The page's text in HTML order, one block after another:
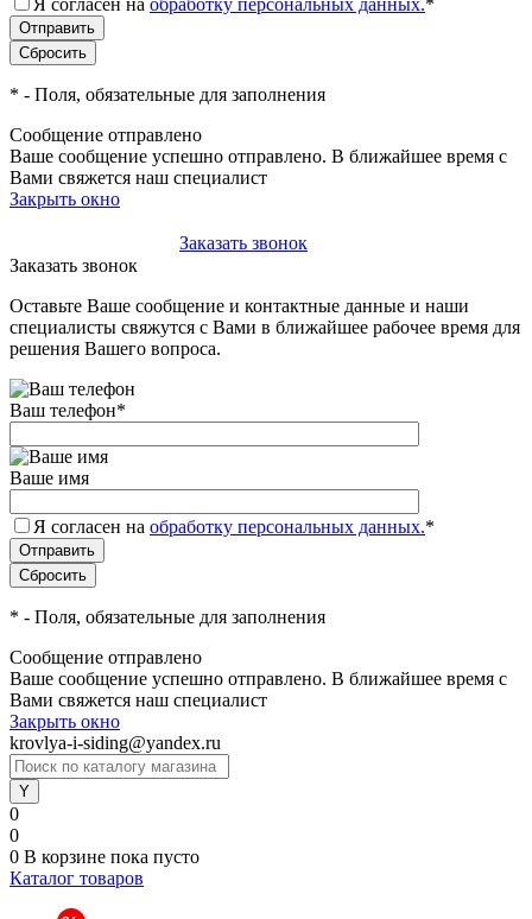
Я согласен на обработку персональных данных.*
* - Поля, обязательные для заполнения
Сообщение отправлено
Ваше сообщение успешно отправлено. В ближайшее время с
Вами свяжется наш специалист
Закрыть окно
Заказать звонок
Заказать звонок
Оставьте Ваше сообщение и контактные данные и наши
специалисты свяжутся с Вами в ближайшее рабочее время для
решения Вашего вопроса.
Ваш телефон*
Ваше имя
Я согласен на обработку персональных данных.*
* - Поля, обязательные для заполнения
Сообщение отправлено
Ваше сообщение успешно отправлено. В ближайшее время с
Вами свяжется наш специалист
Закрыть окно
krovlya-i-siding@yandex.ru
0
0
0 В корзине пока пусто
Каталог товаров